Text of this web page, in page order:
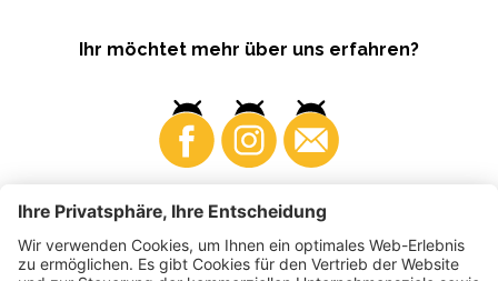
Ihr möchtet mehr über uns erfahren?
Business Produzenten